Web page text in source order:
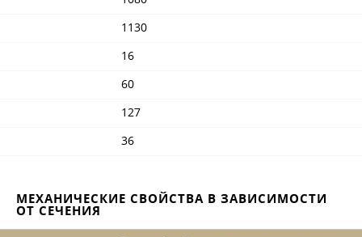
1130
16
60
127
36
МЕХАНИЧЕСКИЕ СВОЙСТВА В ЗАВИСИМОСТИ
ОТ СЕЧЕНИЯ